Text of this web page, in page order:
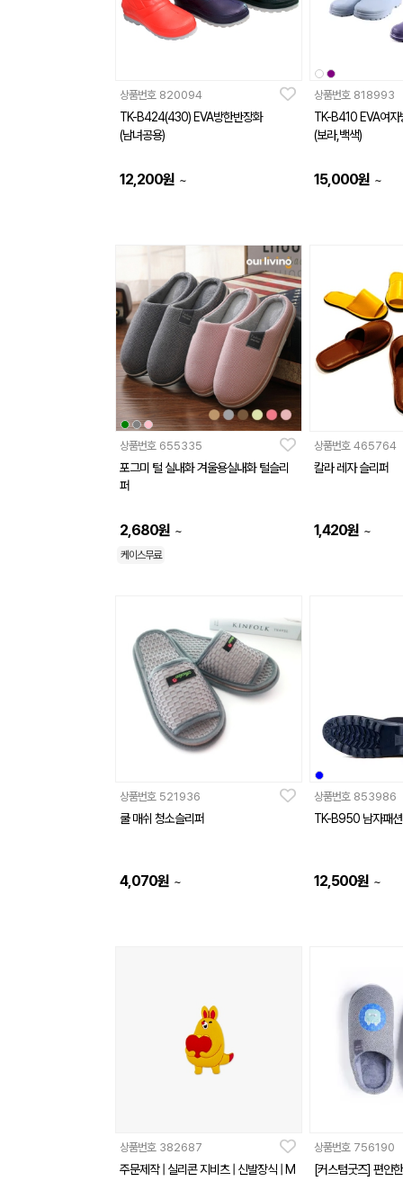
상품번호 820094
TK-B424(430) EVA방한반장화
(남녀공용)
12,200원 ~
상품번호 818993
TK-B410 EVA여자
(보라,백색)
15,000원 ~
상품번호 655335
포그미 털 실내화 겨울용실내화 털슬리
퍼
2,680원 ~
케이스무료
상품번호 465764
칼라 레자 슬리퍼
1,420원 ~
상품번호 521936
쿨 매쉬 청소슬리퍼
4,070원 ~
상품번호 853986
TK-B950 남자패
12,500원 ~
상품번호 382687
주문제작 | 실리콘 지비츠 | 신발장식 | M
상품번호 756190
[커스텀굿즈] 편안